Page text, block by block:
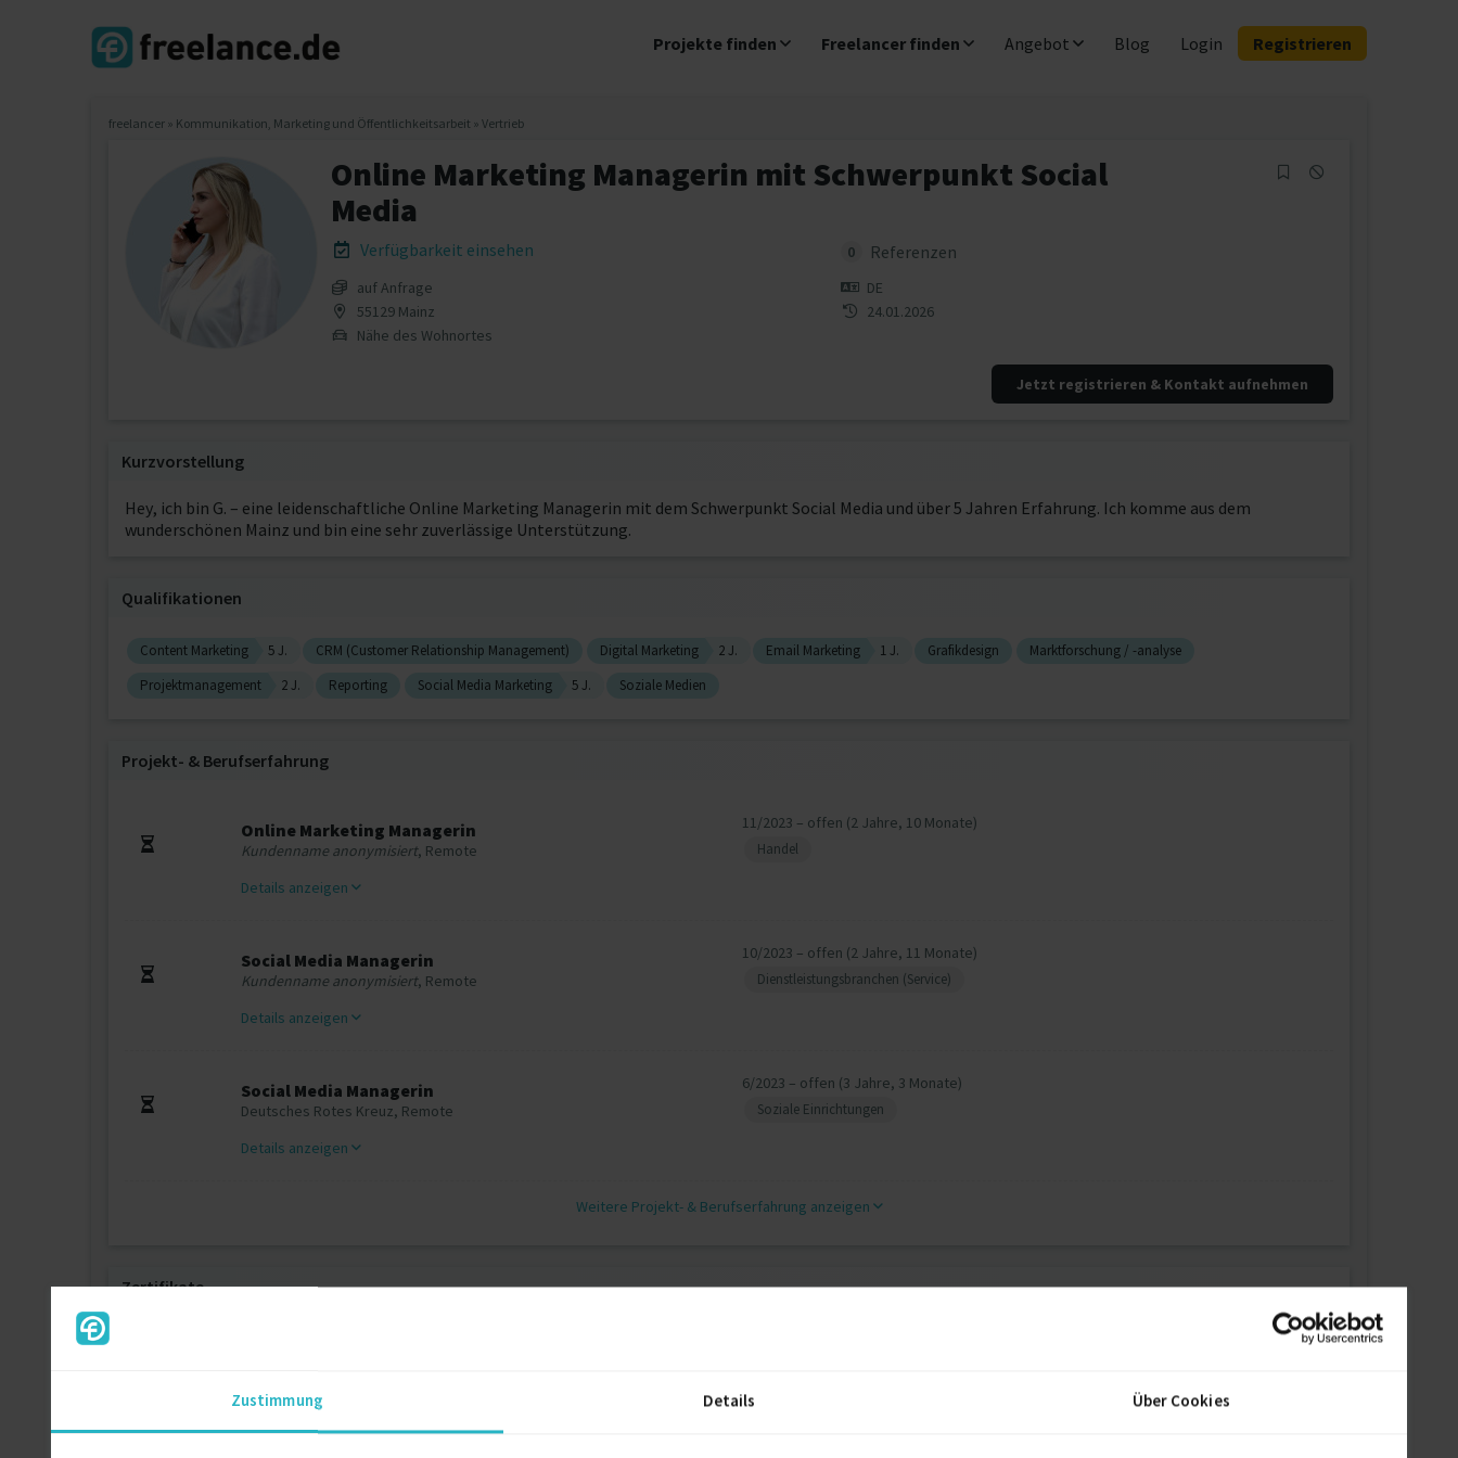
Zustimmung Details Über Cookies
Projekte finden Freelancer finden Angebot Blog Login Registrieren
freelancer » Kommunikation, Marketing und Öffentlichkeitsarbeit » Vertrieb
Online Marketing Managerin mit Schwerpunkt Social
Media
Verfügbarkeit einsehen 0 Referenzen
auf Anfrage
55129 Mainz
Nähe des Wohnortes
DE
24.01.2026
Jetzt registrieren & Kontakt aufnehmen
Kurzvorstellung
Hey, ich bin G. – eine leidenschaftliche Online Marketing Managerin mit dem Schwerpunkt Social Media und über 5 Jahren Erfahrung. Ich komme aus dem
wunderschönen Mainz und bin eine sehr zuverlässige Unterstützung.
Qualifikationen
Content Marketing 5 J. CRM (Customer Relationship Management) Digital Marketing 2 J. Email Marketing 1 J. Grafikdesign
Marktforschung / -analyse
Projektmanagement
2 J. Reporting Social Media Marketing 5 J. Soziale Medien
Projekt‐ & Berufserfahrung
Online Marketing Managerin
Kundenname anonymisiert, Remote
11/2023 – offen (2 Jahre, 10 Monate)
Handel
Details anzeigen
Social Media Managerin
Kundenname anonymisiert, Remote
10/2023 – offen (2 Jahre, 11 Monate)
Dienstleistungsbranchen (Service)
Details anzeigen
Social Media Managerin
Deutsches Rotes Kreuz, Remote
6/2023 – offen (3 Jahre, 3 Monate)
Soziale Einrichtungen
Details anzeigen
Weitere Projekt‐ & Berufserfahrung anzeigen
Zertifikate